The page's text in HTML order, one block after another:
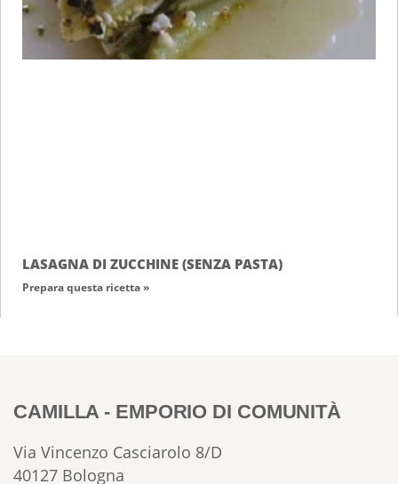
LASAGNA DI ZUCCHINE (SENZA PASTA)
Prepara questa ricetta »
CAMILLA - EMPORIO DI COMUNITÀ
Via Vincenzo Casciarolo 8/D
40127 Bologna